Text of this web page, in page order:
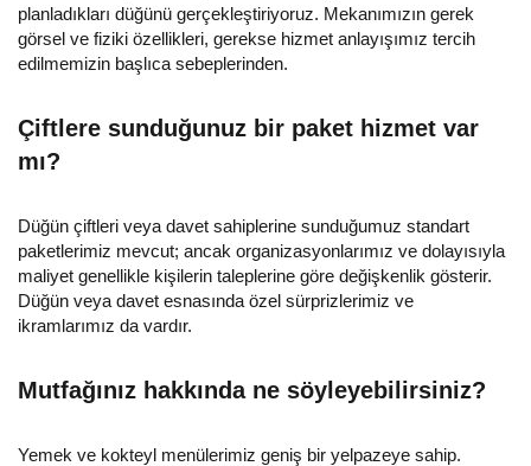
planladıkları düğünü gerçekleştiriyoruz. Mekanımızın gerek
görsel ve fiziki özellikleri, gerekse hizmet anlayışımız tercih
edilmemizin başlıca sebeplerinden.
Çiftlere sunduğunuz bir paket hizmet var
mı?
Düğün çiftleri veya davet sahiplerine sunduğumuz standart
paketlerimiz mevcut; ancak organizasyonlarımız ve dolayısıyla
maliyet genellikle kişilerin taleplerine göre değişkenlik gösterir.
Düğün veya davet esnasında özel sürprizlerimiz ve
ikramlarımız da vardır.
Mutfağınız hakkında ne söyleyebilirsiniz?
Yemek ve kokteyl menülerimiz geniş bir yelpazeye sahip.